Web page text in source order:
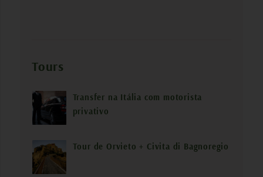
Tours
Transfer na Itália com motorista
privativo
Tour de Orvieto + Civita di Bagnoregio